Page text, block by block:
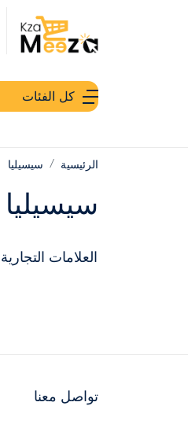
كل الفئات
الرئيسية سيسيليا
سيسيليا
العلامات التجارية
تواصل معنا